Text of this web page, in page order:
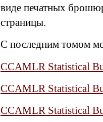
виде печатных
страницы.
С последним томом
CCAMLR Statistical
CCAMLR Statistical
CCAMLR Statistical